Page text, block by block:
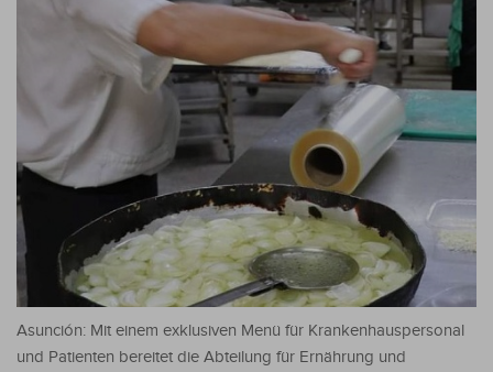
Asunción: Mit einem exklusiven Menü für Krankenhauspersonal
und Patienten bereitet die Abteilung für Ernährung und